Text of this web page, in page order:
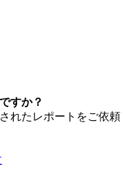
すか？
れたレポートをご依頼